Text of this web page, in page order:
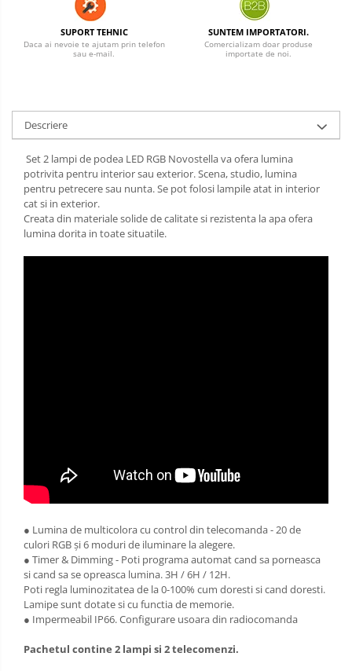
SUPORT TEHNIC
Daca ai nevoie te ajutam prin telefon
sau e-mail.
SUNTEM IMPORTATORI.
Comercializam doar produse
importate de noi.
Descriere
Set 2 lampi de podea LED RGB Novostella va ofera lumina
potrivita pentru interior sau exterior. Scena, studio, lumina
pentru petrecere sau nunta. Se pot folosi lampile atat in interior
cat si in exterior.
Creata din materiale solide de calitate si rezistenta la apa ofera
lumina dorita in toate situatile.
● Lumina de multicolora cu control din telecomanda - 20 de
culori RGB și 6 moduri de iluminare la alegere.
● Timer & Dimming - Poti programa automat cand sa porneasca
si cand sa se opreasca lumina. 3H / 6H / 12H.
Poti regla luminozitatea de la 0-100% cum doresti si cand doresti.
Lamipe sunt dotate si cu functia de memorie.
● Impermeabil IP66. Configurare usoara din radiocomanda
Pachetul contine 2 lampi si 2 telecomenzi.